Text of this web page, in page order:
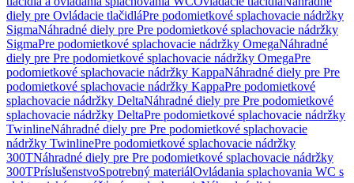
diely pre Ovládacie tlačidláPre podomietkové splachovacie nádržky
SigmaNáhradné diely pre Pre podomietkové splachovacie nádržky
SigmaPre podomietkové splachovacie nádržky OmegaNáhradné
diely pre Pre podomietkové splachovacie nádržky OmegaPre
podomietkové splachovacie nádržky KappaNáhradné diely pre Pre
podomietkové splachovacie nádržky KappaPre podomietkové
splachovacie nádržky DeltaNáhradné diely pre Pre podomietkové
splachovacie nádržky DeltaPre podomietkové splachovacie nádržky
TwinlineNáhradné diely pre Pre podomietkové splachovacie
nádržky TwinlinePre podomietkové splachovacie nádržky
300TNáhradné diely pre Pre podomietkové splachovacie nádržky
300TPríslušenstvoSpotrebný materiálOvládania splachovania WC s